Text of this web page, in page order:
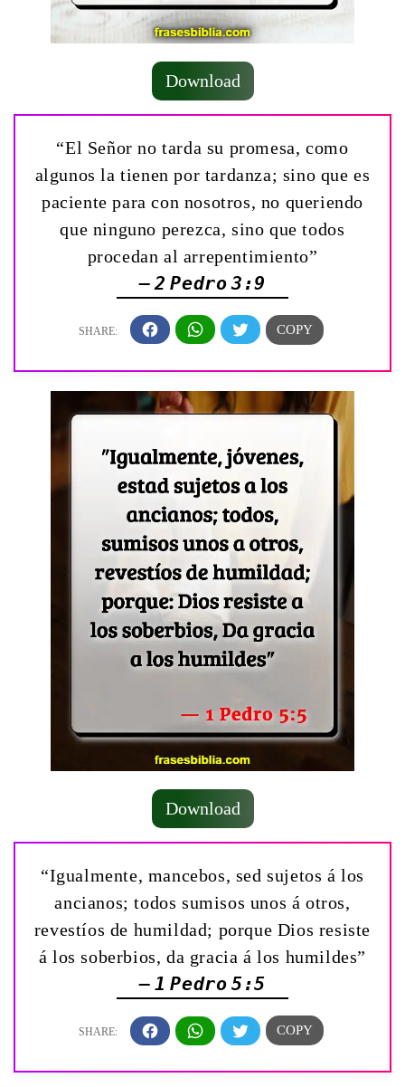
Download
“El Señor no tarda su promesa, como
algunos la tienen por tardanza; sino que es
paciente para con nosotros, no queriendo
que ninguno perezca, sino que todos
procedan al arrepentimiento”
— 2 Pedro 3:9
Download
“Igualmente, mancebos, sed sujetos á los
ancianos; todos sumisos unos á otros,
revestíos de humildad; porque Dios resiste
á los soberbios, da gracia á los humildes”
— 1 Pedro 5:5